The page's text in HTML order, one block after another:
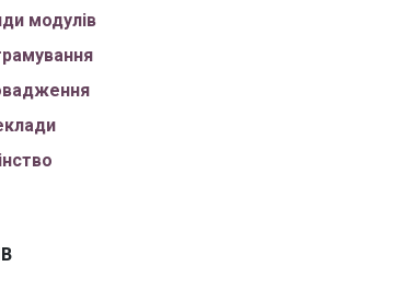
модулів